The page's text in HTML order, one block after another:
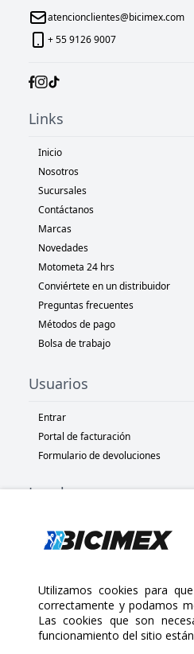
atencionclientes@bicimex.com
+ 55 9126 9007
Links
Inicio
Nosotros
Sucursales
Contáctanos
Marcas
Novedades
Motometa 24 hrs
Conviértete en un distribuidor
Preguntas frecuentes
Métodos de pago
Bolsa de trabajo
Usuarios
Entrar
Portal de facturación
Formulario de devoluciones
Legal
Políticas de privacidad
Políticas de devolución
Copyright 2025 Bicimex®. All rights
Agosto 8, 2026
Utilizamos cookies para
correctamente y podamos
Las cookies que son
funcionamiento del sitio